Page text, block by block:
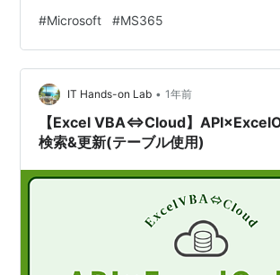
を使うことができます。 このプログラム
記されていますが、一定の条件をクリア
に継続して利用が可能となるため、今回
条件をクリアする方法をまとめておきます
記載する内容は私の経験上でのまとめと
#Microsoft #MS365
IT Hands-on Lab • 1年前
【Excel VBA⇔Cloud】
検索&更新(テーブル使用)